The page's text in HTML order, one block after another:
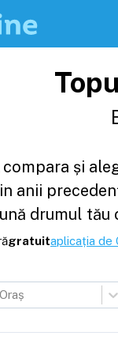
și
anii
drumul
gratuitaplicația de
Oraș